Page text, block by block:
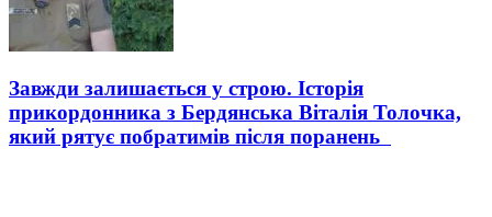
Завжди залишається у строю. Історія
прикордонника з Бердянська Віталія Толочка,
який рятує побратимів після поранень